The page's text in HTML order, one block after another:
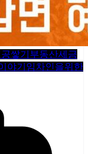
쌓기 부동산세금
야기 임차인을위한